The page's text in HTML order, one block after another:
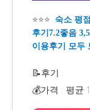
⭐⭐⭐
숙소 평
후기7.2좋음
이용후기 모두
📝후기 :
💰가격 : 평균